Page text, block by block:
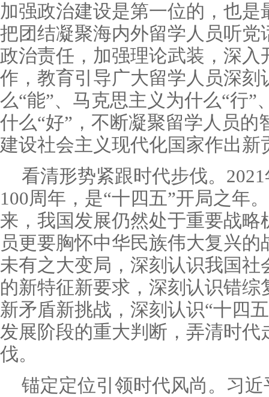
加强政治建设是第一位的，也是
把团结凝聚海内外留学人员听党
政治责任，加强理论武装，深入
作，教育引导广大留学人员深刻
么“能”、马克思主义为什么“行”
什么“好”，不断凝聚留学人员的
建设社会主义现代化国家作出新
看清形势紧跟时代步伐。
100周年，是“十四五”开局之年
来，我国发展仍然处于重要战略
员更要胸怀中华民族伟大复兴
未有之大变局，深刻认识我国社
的新特征新要求，深刻认识错综
新矛盾新挑战，深刻认识“十四
发展阶段的重大判断，弄清时代
伐。
锚定定位引领时代风尚。习